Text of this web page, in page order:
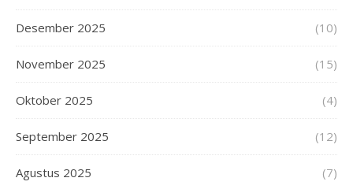
Desember 2025 (10)
November 2025 (15)
Oktober 2025 (4)
September 2025 (12)
Agustus 2025 (7)